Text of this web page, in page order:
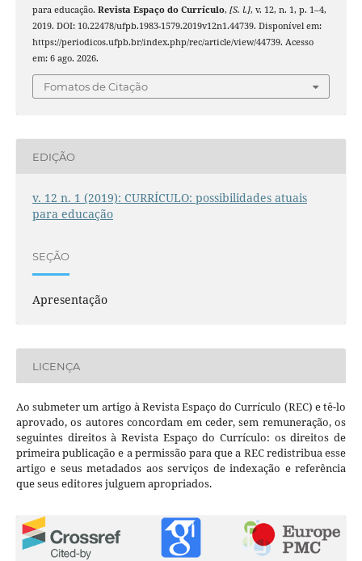
para educação. Revista Espaço do Currículo, [S. l.], v. 12, n. 1, p. 1–4,
2019. DOI: 10.22478/ufpb.1983-1579.2019v12n1.44739. Disponível em:
https://periodicos.ufpb.br/index.php/rec/article/view/44739. Acesso
em: 6 ago. 2026.
Fomatos de Citação
EDIÇÃO
v. 12 n. 1 (2019): CURRÍCULO: possibilidades atuais
para educação
SEÇÃO
Apresentação
LICENÇA
Ao submeter um artigo à Revista Espaço do Currículo (REC) e tê-lo
aprovado, os autores concordam em ceder, sem remuneração, os
seguintes direitos à Revista Espaço do Currículo: os direitos de
primeira publicação e a permissão para que a REC redistribua esse
artigo e seus metadados aos serviços de indexação e referência
que seus editores julguem apropriados.